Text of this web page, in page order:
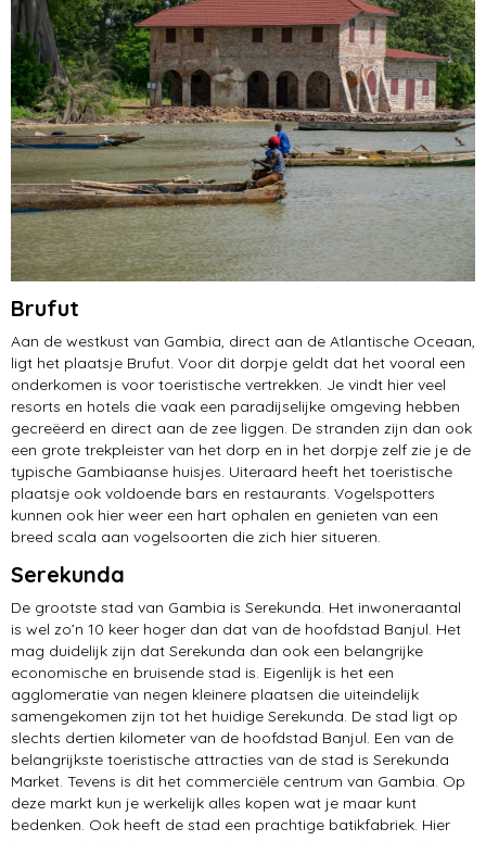
Brufut
Aan de westkust van Gambia, direct aan de Atlantische Oceaan,
ligt het plaatsje Brufut. Voor dit dorpje geldt dat het vooral een
onderkomen is voor toeristische vertrekken. Je vindt hier veel
resorts en hotels die vaak een paradijselijke omgeving hebben
gecreëerd en direct aan de zee liggen. De stranden zijn dan ook
een grote trekpleister van het dorp en in het dorpje zelf zie je de
typische Gambiaanse huisjes. Uiteraard heeft het toeristische
plaatsje ook voldoende bars en restaurants. Vogelspotters
kunnen ook hier weer een hart ophalen en genieten van een
breed scala aan vogelsoorten die zich hier situeren.
Serekunda
De grootste stad van Gambia is Serekunda. Het inwoneraantal
is wel zo’n 10 keer hoger dan dat van de hoofdstad Banjul. Het
mag duidelijk zijn dat Serekunda dan ook een belangrijke
economische en bruisende stad is. Eigenlijk is het een
agglomeratie van negen kleinere plaatsen die uiteindelijk
samengekomen zijn tot het huidige Serekunda. De stad ligt op
slechts dertien kilometer van de hoofdstad Banjul. Een van de
belangrijkste toeristische attracties van de stad is Serekunda
Market. Tevens is dit het commerciële centrum van Gambia. Op
deze markt kun je werkelijk alles kopen wat je maar kunt
bedenken. Ook heeft de stad een prachtige batikfabriek. Hier